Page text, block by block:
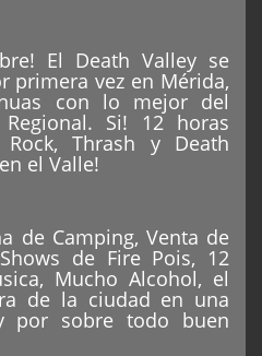
El Death Valley se
primera vez en Mérida,
con lo mejor del
Si! 12 horas
Thrash y Death
el Valle!
de Camping, Venta de
de Fire Pois, 12
Mucho Alcohol, el
de la ciudad en una
por sobre todo buen